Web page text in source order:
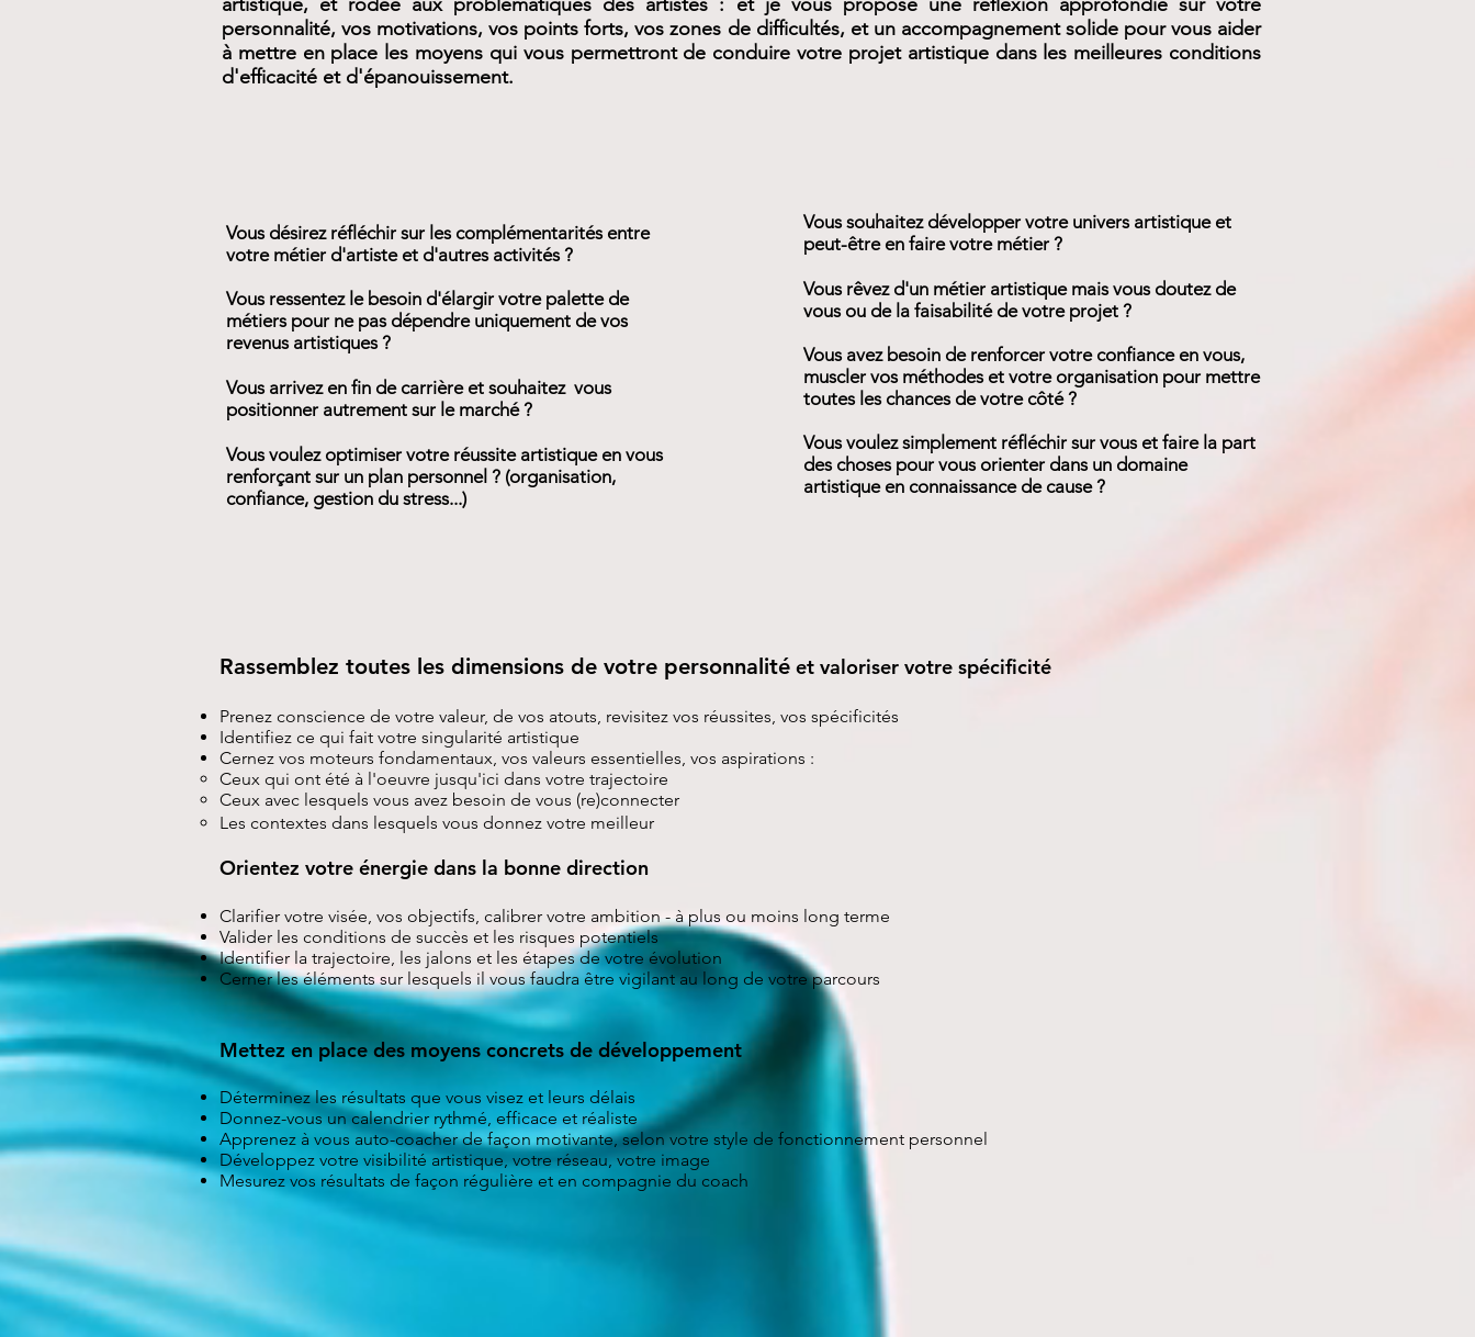
personnalité, vos motivations, vos points forts, vos zones de difficultés, et un accompagnement solide pour vous aider
à mettre en place les moyens qui vous permettront de conduire votre projet artistique dans les meilleures conditions
d'efficacité et d'épanouissement.
Vous désirez réfléchir sur les complémentarités entre
votre métier d'artiste et d'autres activités ?
Vous ressentez le besoin d'élargir votre palette de
métiers pour ne pas dépendre uniquement de vos
revenus artistiques ?
Vous arrivez en fin de carrière et souhaitez vous
positionner autrement sur le marché ?
Vous voulez optimiser votre réussite artistique en vous
renforçant sur un plan personnel ? (organisation,
confiance, gestion du stress...)
Vous souhaitez développer votre univers artistique et
peut-être en faire votre métier ?
Vous rêvez d'un métier artistique mais vous doutez de
vous ou de la faisabilité de votre projet ?
Vous avez besoin de renforcer votre confiance en vous,
muscler vos méthodes et votre organisation pour mettre
toutes les chances de votre côté ?
Vous voulez simplement réfléchir sur vous et faire la part
des choses pour vous orienter dans un domaine
artistique en connaissance de cause ?
Rassemblez toutes les dimensions de votre personnalité et valoriser votre spécificité
Prenez conscience de votre valeur, de vos atouts, revisitez vos réussites, vos spécificités
Identifiez ce qui fait votre singularité artistique
Cernez vos moteurs fondamentaux, vos valeurs essentielles, vos aspirations : ​
Ceux qui ont été à l'oeuvre jusqu'ici dans votre trajectoire
Ceux avec lesquels vous avez besoin de vous (re)connecter
Les contextes dans lesquels vous donnez votre meilleur
Orientez votre énergie dans la bonne direction
Clarifier votre visée, vos objectifs, calibrer votre ambition - à plus ou moins long terme
Valider les conditions de succès et les risques potentiels
Identifier la trajectoire, les jalons et les étapes de votre évolution
Cerner les éléments sur lesquels il vous faudra être vigilant au long de votre parcours
Mettez en place des moyens concrets de développement
Déterminez les résultats que vous visez et leurs délais
Donnez-vous un calendrier rythmé, efficace et réaliste
Apprenez à vous auto-coacher de façon motivante, selon votre style de fonctionnement personnel
Développez votre visibilité artistique, votre réseau, votre image
Mesurez vos résultats de façon régulière et en compagnie du coach